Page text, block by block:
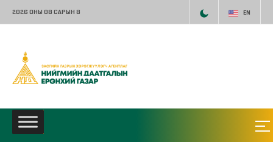
2026 ОНЫ 08 САРЫН 8 EN